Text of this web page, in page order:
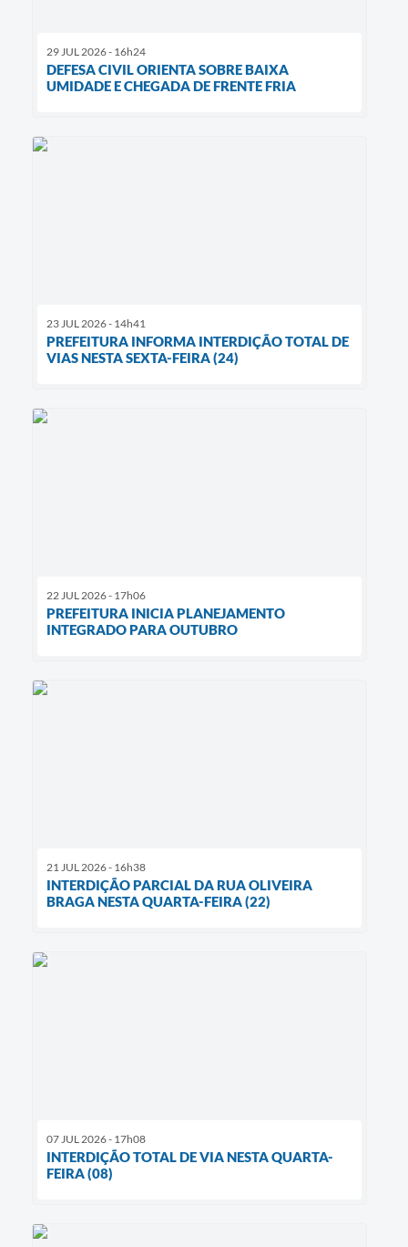
29 JUL 2026 - 16h24
DEFESA CIVIL ORIENTA SOBRE BAIXA
UMIDADE E CHEGADA DE FRENTE FRIA
23 JUL 2026 - 14h41
PREFEITURA INFORMA INTERDIÇÃO TOTAL DE
VIAS NESTA SEXTA-FEIRA (24)
22 JUL 2026 - 17h06
PREFEITURA INICIA PLANEJAMENTO
INTEGRADO PARA OUTUBRO
21 JUL 2026 - 16h38
INTERDIÇÃO PARCIAL DA RUA OLIVEIRA
BRAGA NESTA QUARTA-FEIRA (22)
07 JUL 2026 - 17h08
INTERDIÇÃO TOTAL DE VIA NESTA QUARTA-
FEIRA (08)